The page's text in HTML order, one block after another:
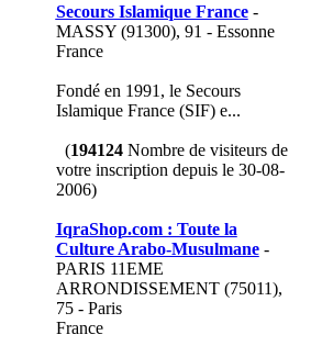
Secours Islamique France-
MASSY (91300), 91 - Essonne
France
Fondé en 1991, le Secours
Islamique France (SIF) e...
(194124Nombre de visiteurs de
votre inscription depuis le 30-08-
2006)
IqraShop.com : Toute la
Culture Arabo-Musulmane-
PARIS 11EME
ARRONDISSEMENT (75011),
75 - Paris
France